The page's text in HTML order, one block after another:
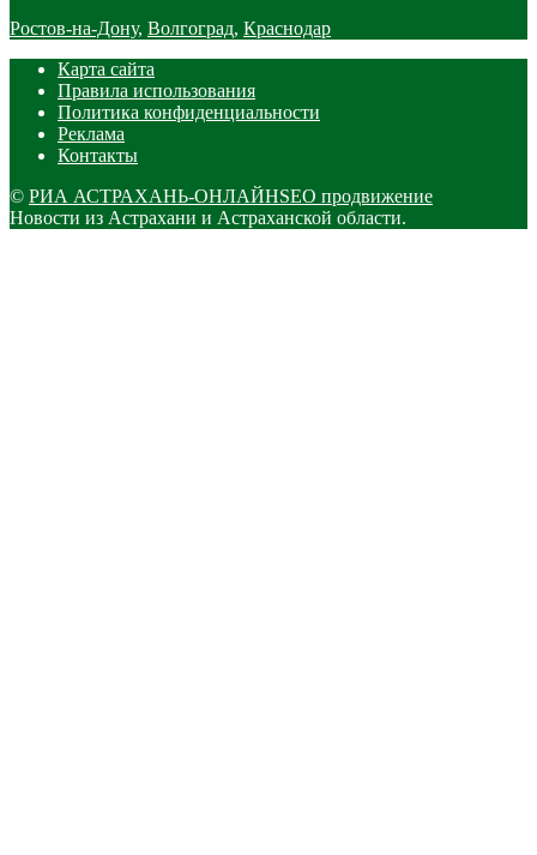
Ростов-на-Дону, Волгоград, Краснодар
Карта сайта
Правила использования
Политика конфиденциальности
Реклама
Контакты
© РИА АСТРАХАНЬ-ОНЛАЙНSEO продвижение
Новости из Астрахани и Астраханской области.